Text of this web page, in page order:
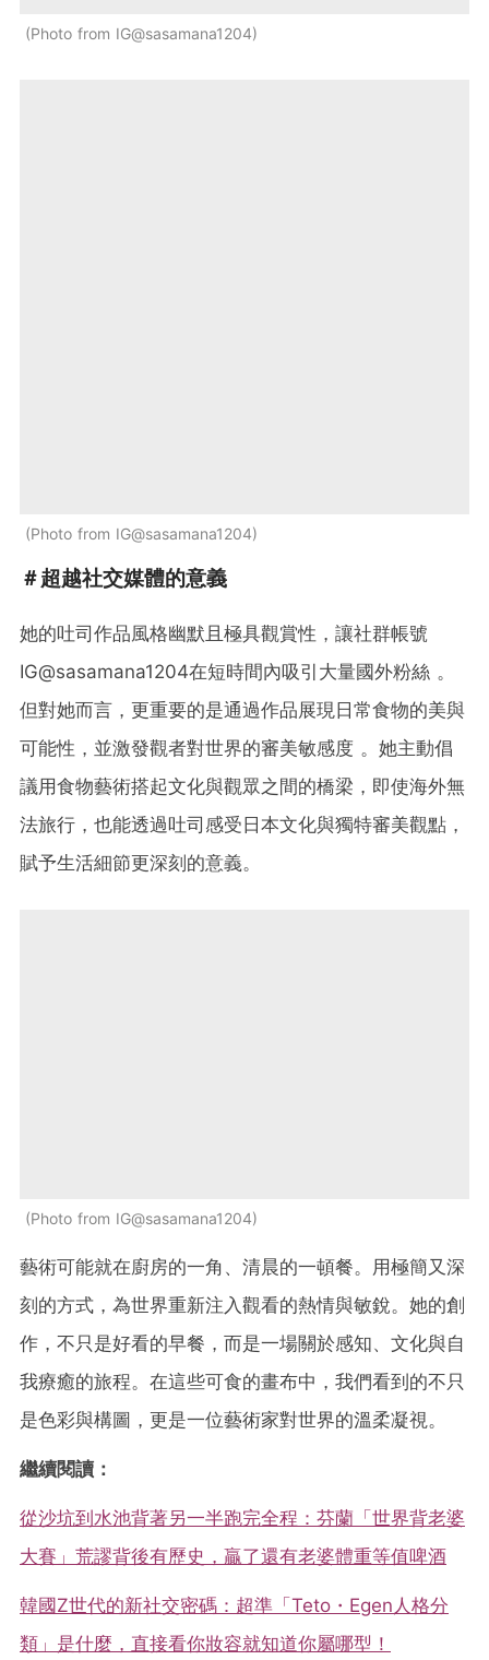
Photo from IG@sasamana1204
Photo from IG@sasamana1204
＃超越社交媒體的意義
她的吐司作品風格幽默且極具觀賞性，讓社群帳號
IG@sasamana1204在短時間內吸引大量國外粉絲 。
但對她而言，更重要的是通過作品展現日常食物的美與
可能性，並激發觀者對世界的審美敏感度 。她主動倡
議用食物藝術搭起文化與觀眾之間的橋梁，即使海外無
法旅行，也能透過吐司感受日本文化與獨特審美觀點，
賦予生活細節更深刻的意義。
Photo from IG@sasamana1204
藝術可能就在廚房的一角、清晨的一頓餐。用極簡又深
刻的方式，為世界重新注入觀看的熱情與敏銳。她的創
作，不只是好看的早餐，而是一場關於感知、文化與自
我療癒的旅程。在這些可食的畫布中，我們看到的不只
是色彩與構圖，更是一位藝術家對世界的溫柔凝視。
繼續閱讀：
從沙坑到水池背著另一半跑完全程：芬蘭「世界背老婆
大賽」荒謬背後有歷史，贏了還有老婆體重等值啤酒
韓國Z世代的新社交密碼：超準「Teto・Egen人格分
類」是什麼，直接看你妝容就知道你屬哪型！